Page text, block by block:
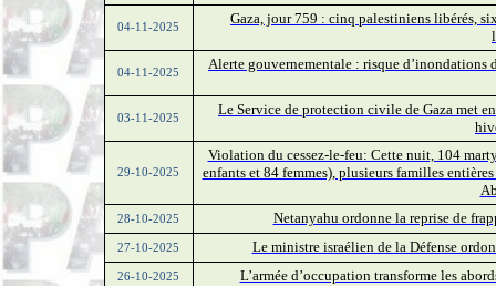
04-11-2025
Gaza, jour 759 : cinq palestiniens libérés,
04-11-2025
Alerte gouvernementale : risque d’inondations
03-11-2025
Le Service de protection civile de Gaza met
29-10-2025
Violation du cessez-le-feu: Cette nuit, 104
enfants et 84 femmes), plusieurs familles
28-10-2025 Netanyahu ordonne la reprise de
27-10-2025 Le ministre israélien de la Défense
26-10-2025 L’armée d’occupation transforme les